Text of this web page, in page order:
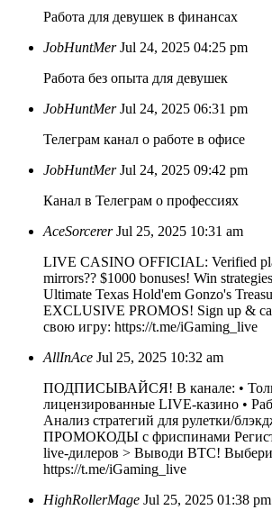
Работа для девушек в финансах
JobHuntMer Jul 24, 2025 04:25 pm
Работа без опыта для девушек
JobHuntMer Jul 24, 2025 06:31 pm
Телеграм канал о работе в офисе
JobHuntMer Jul 24, 2025 09:42 pm
Канал в Телеграм о профессиях
AceSorcerer Jul 25, 2025 10:31 am
LIVE CASINO OFFICIAL: Verified
mirrors?? $1000 bonuses! Win
Ultimate Texas Hold'em Gonzo's
EXCLUSIVE PROMOS! Sign up &
свою игру: https://t.me/iGaming_live
AllInAce Jul 25, 2025 10:32 am
ПОДПИСЫВАЙСЯ! В канале: •
лицензированные LIVE-казино •
Анализ стратегий для рулетки/
ПРОМОКОДЫ с фриспинами
live-дилеров > Выводи BTC!
https://t.me/iGaming_live
HighRollerMage Jul 25, 2025 01:38 pm